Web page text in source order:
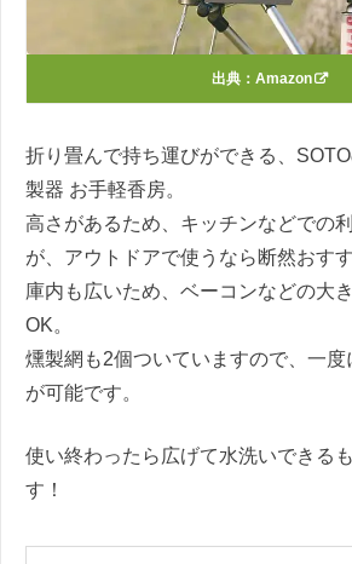
出典： Amazon
折り畳んで持ち運びができる、
製器 お手軽香房。
高さがあるため、キッチンなどでの
が、アウトドアで使うなら断然おす
庫内も広いため、ベーコンなどの大
OK。
燻製網も2個ついていますので、一度
が可能です。
使い終わったら広げて水洗いできる
す！